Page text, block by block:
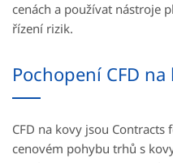
cenách a používat nástroje
řízení rizik.
Pochopení CFD na
CFD na kovy jsou Contracts
cenovém pohybu trhů s